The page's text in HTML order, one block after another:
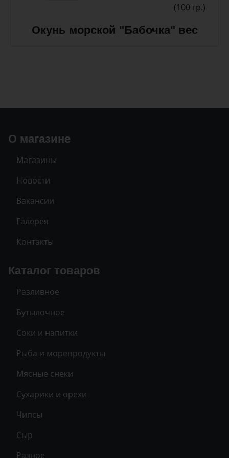
(100 гр.)
Окунь морской "Бабочка" вес
О магазине
Магазины
Новости
Вакансии
Галерея
Контакты
Каталог товаров
Разливное
Бутылочное
Соки и напитки
Рыба и морепродукты
Мясные снеки
Сухарики и орехи
Чипсы
Сыр
Разное